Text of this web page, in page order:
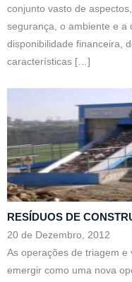
conjunto vasto de
segurança, o ambiente e a
disponibilidade financeira,
características […]
RESÍDUOS DE
20 de Dezembro, 2012
As operações de triagem e
emergir como uma nova